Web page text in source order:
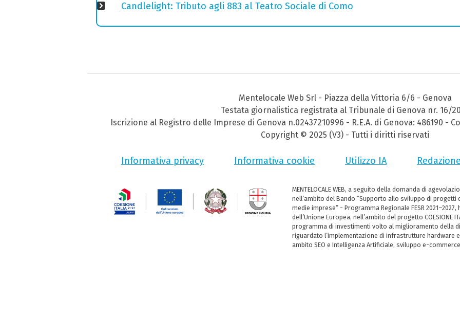
Candlelight: Tributo agli 883 al Teatro Sociale di Como
Mentelocale Web Srl - Piazza della Vittoria 6/6 - Genova
Testata giornalistica registrata al Tribunale di Genova nr. 16/
Iscrizione al Registro delle Imprese di Genova n.02437210996 - R.E.A. di Genova: 486190 -
Copyright © 2025 (V3) - Tutti i diritti riservati
Informativa privacy Informativa cookie Utilizzo IA
MENTELOCALE WEB, a seguito della domanda di
nell’ambito del Bando “Supporto allo sviluppo di
medie imprese” - Programma Regionale FESR
dell’Unione Europea, nell’ambito del progetto COESIONE
programma di investimenti volto al miglioramento della
riguardato l’implementazione di infrastrutture hardware
ambito SEO e Intelligenza Artificiale, sviluppo e-